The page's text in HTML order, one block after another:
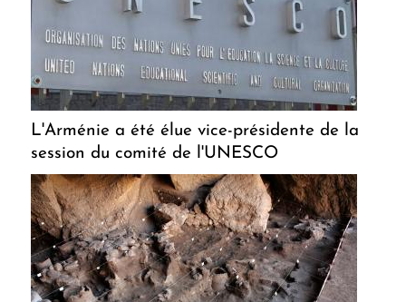
L'Arménie a été élue vice-présidente de la
session du comité de l'UNESCO